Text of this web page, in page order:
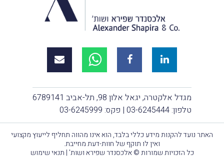
מגדל אלקטרה, יגאל אלון 98, תל-אביב 6789141
טלפון: 03-6245444 | פקס: 03-6245999
האתר נועד להקנות מידע כללי בלבד, הוא אינו מהווה תחליף לייעוץ מקצועי
ואין לו תוקף של חוות-דעת מחייבת.
כל הזכויות שמורות © אלכסנדר שפירא ושות' | תנאי שימוש